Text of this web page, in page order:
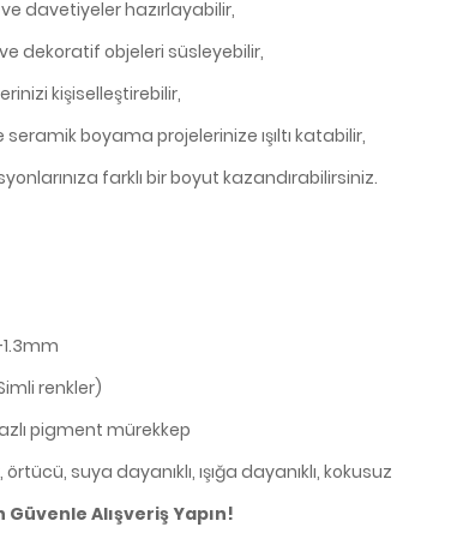
davetiyeler hazırlayabilir,
dekoratif objeleri süsleyebilir,
kişiselleştirebilir,
boyama projelerinize ışıltı katabilir,
farklı bir boyut kazandırabilirsiniz.
renkler)
pigment mürekkep
örtücü, suya dayanıklı, ışığa dayanıklı, kokusuz
Alışveriş Yapın!